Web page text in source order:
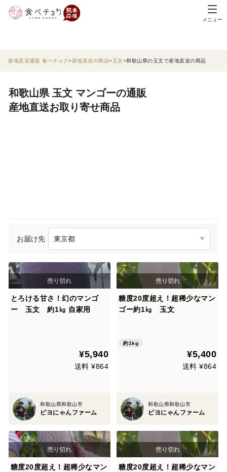
メニュー
産地直送通販 食べチョク 産地直送の商品 玉文 和歌山県の玉文で産地直送の商品
和歌山県 玉文 マンゴーの通販
産地直送お取り寄せ商品
お届け先
とろける甘さ！幻のマンゴ
ー 玉文 約1㎏ 自家用
¥5,940
送料 ¥864
和歌山県和歌山市
ピヨにゃんファーム
糖度20度超え！超稀少なマン
ゴー約1㎏ 玉文
約1kg
¥5,400
送料 ¥864
和歌山県和歌山市
ピヨにゃんファーム
糖度20度超え！超稀少なマン
糖度20度超え！超稀少なマン